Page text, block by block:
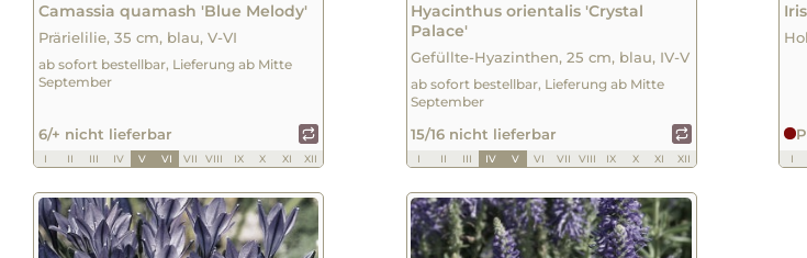
Camassia quamash 'Blue Melody'
Prärielilie, 35 cm, blau, V-VI
ab sofort bestellbar, Lieferung ab Mitte
September
6/+ nicht lieferbar
I II III IV V VI VII VIII IX X XI XII
Hyacinthus orientalis 'Crystal
Palace'
Gefüllte-Hyazinthen, 25 cm, blau, IV-V
ab sofort bestellbar, Lieferung ab Mitte
September
15/16 nicht lieferbar
I II III IV V VI VII VIII IX X XI XII I